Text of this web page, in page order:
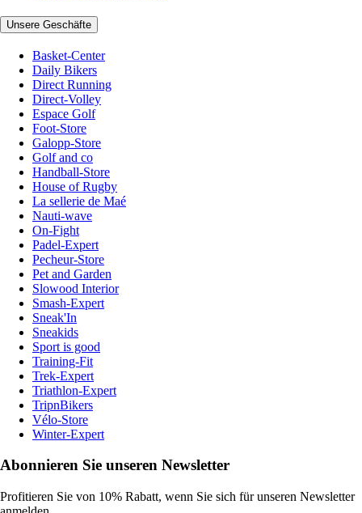
Unsere Geschäfte
Basket-Center
Daily Bikers
Direct Running
Direct-Volley
Espace Golf
Foot-Store
Galopp-Store
Golf and co
Handball-Store
House of Rugby
La sellerie de Maé
Nauti-wave
On-Fight
Padel-Expert
Pecheur-Store
Pet and Garden
Slowood Interior
Smash-Expert
Sneak'In
Sneakids
Sport is good
Training-Fit
Trek-Expert
Triathlon-Expert
TripnBikers
Vélo-Store
Winter-Expert
Abonnieren Sie unseren Newsletter
Profitieren Sie von 10% Rabatt, wenn Sie sich für unseren Newsletter